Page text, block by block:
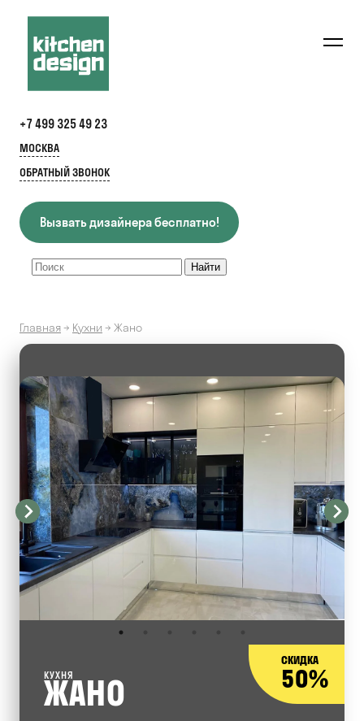
+7 499 325 49 23
МОСКВА
ОБРАТНЫЙ ЗВОНОК
Вызвать дизайнера бесплатно!
Главная→ Кухни → Жано
СКИДКА
50%
КУХНЯ
ЖАНО